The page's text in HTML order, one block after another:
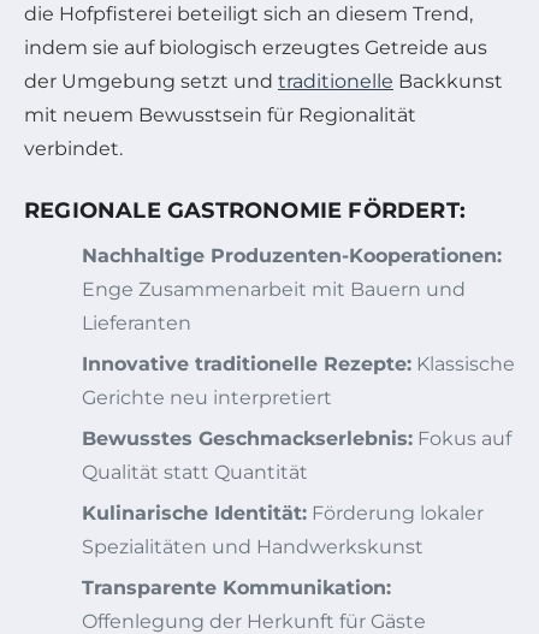
die Hofpfisterei beteiligt sich an diesem Trend,
indem sie auf biologisch erzeugtes Getreide aus
der Umgebung setzt und traditionelle Backkunst
mit neuem Bewusstsein für Regionalität
verbindet.
REGIONALE GASTRONOMIE FÖRDERT:
Nachhaltige Produzenten-Kooperationen:
Enge Zusammenarbeit mit Bauern und
Lieferanten
Innovative traditionelle Rezepte: Klassische
Gerichte neu interpretiert
Bewusstes Geschmackserlebnis: Fokus auf
Qualität statt Quantität
Kulinarische Identität: Förderung lokaler
Spezialitäten und Handwerkskunst
Transparente Kommunikation:
Offenlegung der Herkunft für Gäste